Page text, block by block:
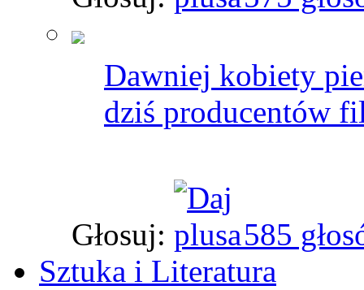
Dawniej kobiety
dziś producentów
Głosuj:
585
Sztuka i Literatura